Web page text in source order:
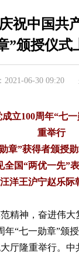
祝中国共
”颁授仪式
2021-06-30 09:20
立100周年“七
重举行
章”获得者颁授
全国“两优一先”
洋王沪宁赵乐际
精神，奋进伟大
年“七一勋章”颁
厅隆重举行。